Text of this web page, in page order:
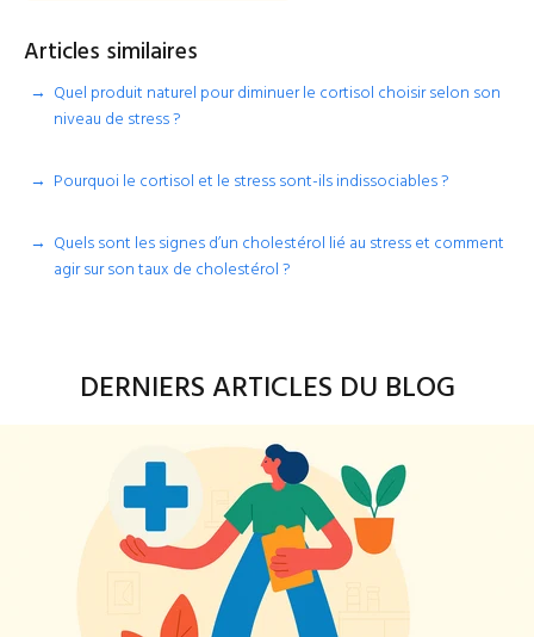
Articles similaires
Quel produit naturel pour diminuer le cortisol choisir selon son
niveau de stress ?
Pourquoi le cortisol et le stress sont-ils indissociables ?
Quels sont les signes d’un cholestérol lié au stress et comment
agir sur son taux de cholestérol ?
DERNIERS ARTICLES DU BLOG